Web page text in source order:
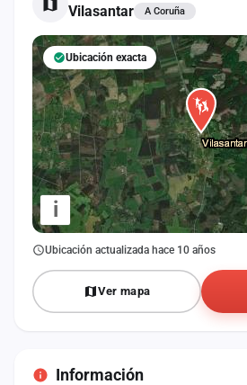
Vilasantar A Coruña
i
Ubicación exacta
Ubicación actualizada hace 10 años
Ver mapa
Información